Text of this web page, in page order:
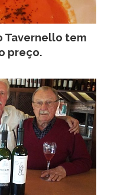
Tavernello tem
preço.